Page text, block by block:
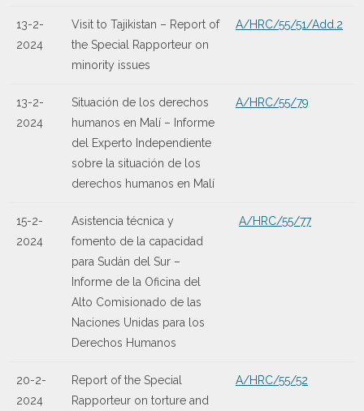
13-2-
2024
Visit to Tajikistan – Report of
the Special Rapporteur on
minority issues
A/HRC/55/51/Add.2
13-2-
2024
Situación de los derechos
humanos en Malí – Informe
del Experto Independiente
sobre la situación de los
derechos humanos en Malí
A/HRC/55/79
15-2-
2024
Asistencia técnica y
fomento de la capacidad
para Sudán del Sur –
Informe de la Oficina del
Alto Comisionado de las
Naciones Unidas para los
Derechos Humanos
A/HRC/55/77
20-2-
2024
Report of the Special
Rapporteur on torture and
A/HRC/55/52